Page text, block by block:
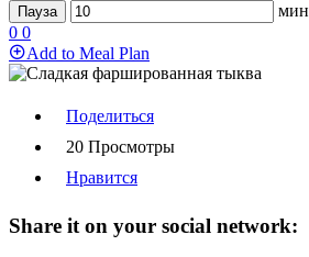
Пауза мин
0 0
Add to Meal Plan
Поделиться
20 Просмотры
Нравится
Share it on your social network: